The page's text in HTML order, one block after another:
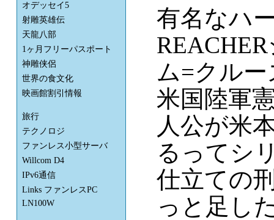
有名なハ
ム=クル
米国陸軍
人公が米
るってシ
仕立ての
っと足し
オデッセイ5
射雕英雄伝
天龍八部
1ヶ月フリーパスポート
神雕侠侶
世界の食文化
映画館割引情報
旅行
テクノロジ
ファンレス小型サーバ
Willcom D4
IPv6通信
Links ファンレスPC
LN100W